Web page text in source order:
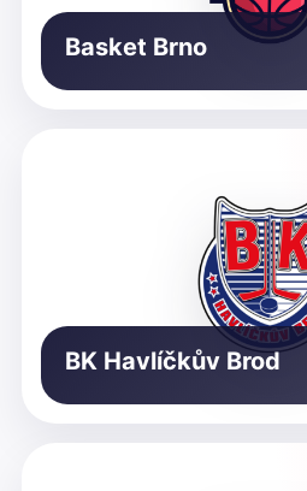
Basket Brno
BK Havlíčkův Brod